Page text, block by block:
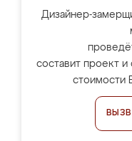
Дизайнер-
составит проект и
стоимости